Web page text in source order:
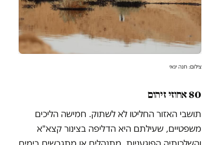
צילום: חנה ינאי
80 אחוזי זיהום
תושבי האזור החליטו לא לשתוק. חמישה הליכים
משפטיים, שעילתם היא הדליפה בצינור קצא"א